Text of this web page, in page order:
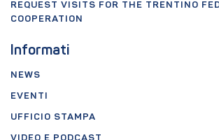
REQUEST VISITS FOR THE TRENTINO
COOPERATION
Informati
NEWS
EVENTI
UFFICIO STAMPA
VIDEO E PODCAST